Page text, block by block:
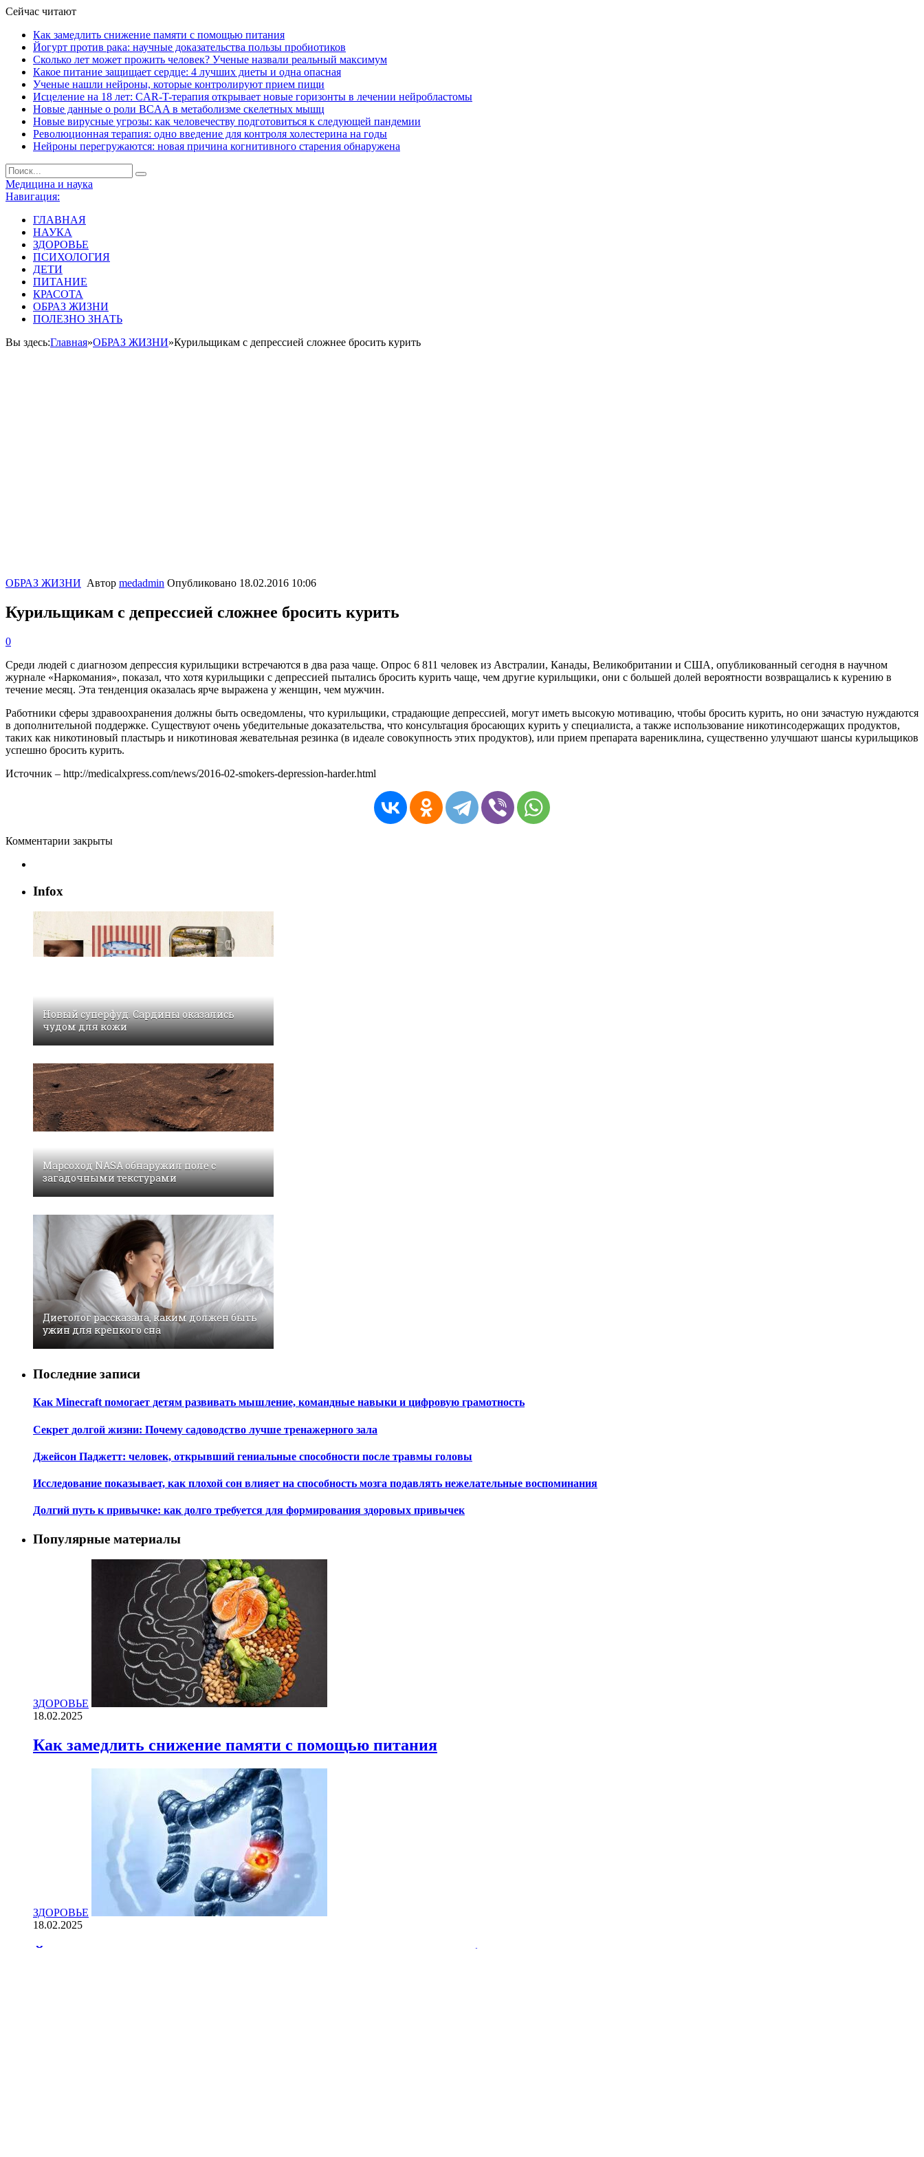
Сейчас читают
Как замедлить снижение памяти с помощью питания
Йогурт против рака: научные доказательства пользы пробиотиков
Сколько лет может прожить человек? Ученые назвали реальный максимум
Какое питание защищает сердце: 4 лучших диеты и одна опасная
Ученые нашли нейроны, которые контролируют прием пищи
Исцеление на 18 лет: CAR-T-терапия открывает новые горизонты в лечении нейробластомы
Новые данные о роли BCAA в метаболизме скелетных мышц
Новые вирусные угрозы: как человечеству подготовиться к следующей пандемии
Революционная терапия: одно введение для контроля холестерина на годы
Нейроны перегружаются: новая причина когнитивного старения обнаружена
Медицина и наука
Навигация:
ГЛАВНАЯ
НАУКА
ЗДОРОВЬЕ
ПСИХОЛОГИЯ
ДЕТИ
ПИТАНИЕ
КРАСОТА
ОБРАЗ ЖИЗНИ
ПОЛЕЗНО ЗНАТЬ
Вы здесь:Главная»ОБРАЗ ЖИЗНИ»Курильщикам с депрессией сложнее бросить курить
ОБРАЗ ЖИЗНИ Автор medadmin Опубликовано 18.02.2016 10:06
Курильщикам с депрессией сложнее бросить курить
0
Среди людей с диагнозом депрессия курильщики встречаются в два раза чаще. Опрос 6 811 человек из Австралии, Канады, Великобритании и США, опубликованный сегодня в научном
журнале «Наркомания», показал, что хотя курильщики с депрессией пытались бросить курить чаще, чем другие курильщики, они с большей долей вероятности возвращались к курению в
течение месяц. Эта тенденция оказалась ярче выражена у женщин, чем мужчин.
Работники сферы здравоохранения должны быть осведомлены, что курильщики, страдающие депрессией, могут иметь высокую мотивацию, чтобы бросить курить, но они зачастую нуждаются
в дополнительной поддержке. Существуют очень убедительные доказательства, что консультация бросающих курить у специалиста, а также использование никотинсодержащих продуктов,
таких как никотиновый пластырь и никотиновая жевательная резинка (в идеале совокупность этих продуктов), или прием препарата варениклина, существенно улучшают шансы курильщиков
успешно бросить курить.
Источник – http://medicalxpress.com/news/2016-02-smokers-depression-harder.html
Комментарии закрыты
Infox
Новый суперфуд. Сардины оказались
чудом для кожи
Марсоход NASA обнаружил поле с
загадочными текстурами
Диетолог рассказала, каким должен быть
ужин для крепкого сна
Последние записи
Как Minecraft помогает детям развивать мышление, командные навыки и цифровую грамотность
Секрет долгой жизни: Почему садоводство лучше тренажерного зала
Джейсон Паджетт: человек, открывший гениальные способности после травмы головы
Исследование показывает, как плохой сон влияет на способность мозга подавлять нежелательные воспоминания
Долгий путь к привычке: как долго требуется для формирования здоровых привычек
Популярные материалы
ЗДОРОВЬЕ
18.02.2025
Как замедлить снижение памяти с помощью питания
ЗДОРОВЬЕ
18.02.2025
Йогурт против рака: научные доказательства пользы пробиотиков